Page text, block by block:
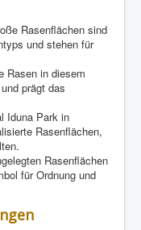
Rasenflächen sind
und stehen für
Rasen in diesem
prägt das
Iduna Park in
Rasenflächen,
Rasenflächen
für Ordnung und